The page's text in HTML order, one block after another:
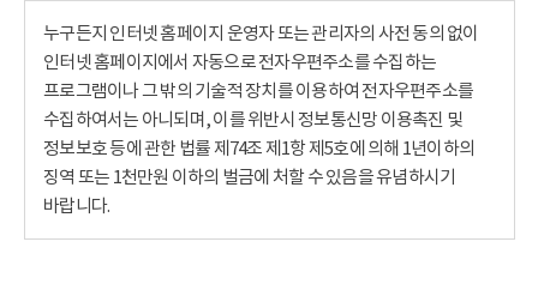
누구든지 인터넷 홈페이지 운영자 또는 관리자의 사전 동의 없이
인터넷 홈페이지에서 자동으로 전자우편주소를 수집하는
프로그램이나 그 밖의 기술적 장치를 이용하여 전자우편주소를
수집하여서는 아니되며, 이를 위반시 정보통신망 이용촉진 및
정보보호 등에 관한 법률 제74조 제1항 제5호에 의해 1년이하의
징역 또는 1천만원 이하의 벌금에 처할 수 있음을 유념하시기
바랍니다.